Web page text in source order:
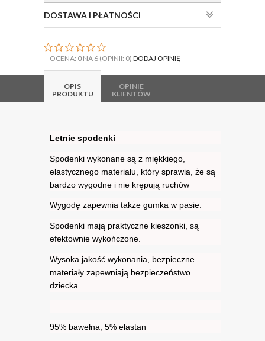
DOSTAWA I PŁATNOŚCI
OCENA: 0NA 6 (OPINII: 0) DODAJ OPINIĘ
OPIS
PRODUKTU
OPINIE
KLIENTÓW
Letnie spodenki
Spodenki wykonane są z miękkiego,
elastycznego materiału, który sprawia, że są
bardzo wygodne i nie krępują ruchów
Wygodę zapewnia także gumka w pasie.
Spodenki mają praktyczne kieszonki, są
efektownie wykończone.
Wysoka jakość wykonania, bezpieczne
materiały zapewniają bezpieczeństwo
dziecka.
95% bawełna, 5% elastan